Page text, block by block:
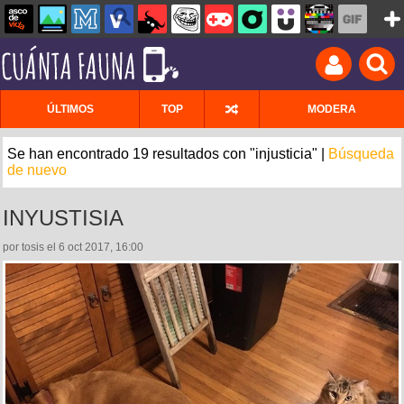
ÚLTIMOS TOP MODERA
Se han encontrado 19 resultados con "injusticia" |
Búsqueda
de nuevo
INYUSTISIA
por tosis el 6 oct 2017, 16:00